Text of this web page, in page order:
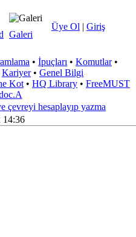
Üye Ol | Giriş
Galeri
• İpuçları • Komutlar•
Kariyer• Genel Bilgi
Kot • HQ Library • FreeMUST
çevreyi hesaplayıp yazma
14:36